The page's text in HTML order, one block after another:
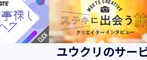
ユウクリのサー